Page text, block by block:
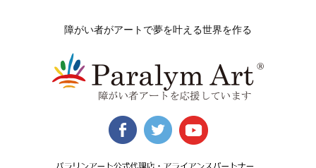
障がい者がアートで夢を叶える世界を作る